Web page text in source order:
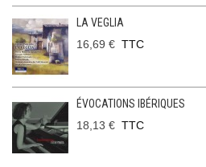
LA VEGLIA
16,69 € TTC
ÉVOCATIONS IBÉRIQUES
18,13 € TTC